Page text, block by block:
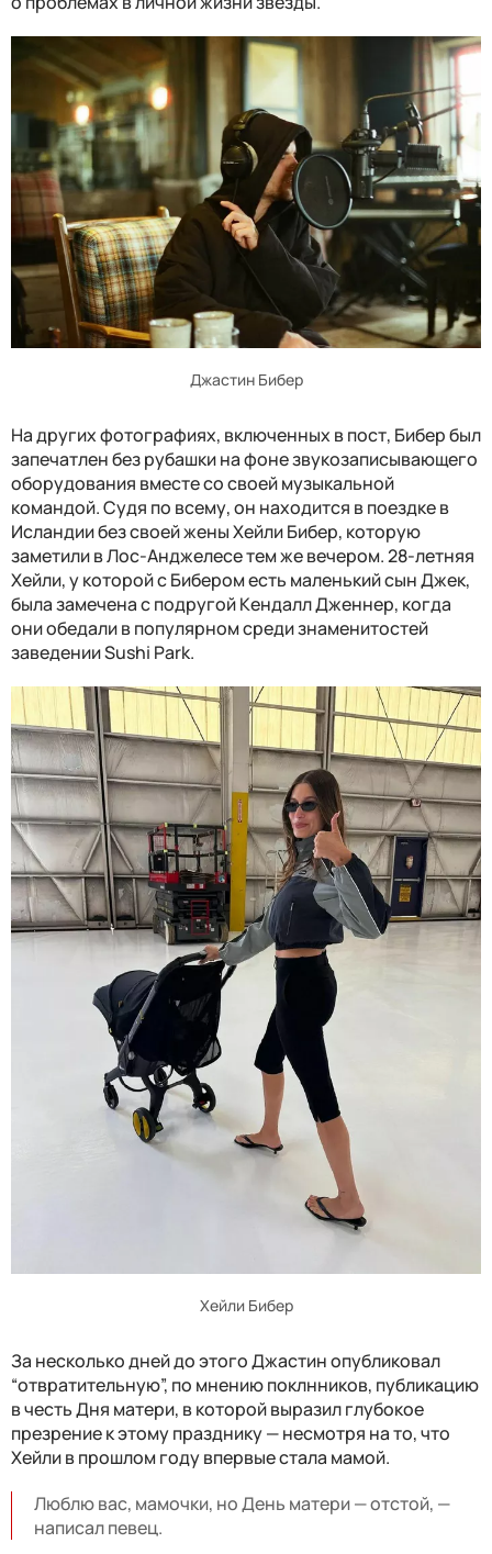
Джастин Бибер
На других фотографиях, включенных в пост, Бибер был
запечатлен без рубашки на фоне звукозаписывающего
оборудования вместе со своей музыкальной
командой. Судя по всему, он находится в поездке в
Исландии без своей жены Хейли Бибер, которую
заметили в Лос-Анджелесе тем же вечером. 28-летняя
Хейли, у которой с Бибером есть маленький сын Джек,
была замечена с подругой Кендалл Дженнер, когда
они обедали в популярном среди знаменитостей
заведении Sushi Park.
Хейли Бибер
За несколько дней до этого Джастин опубликовал
“отвратительную”, по мнению поклнников, публикацию
в честь Дня матери, в которой выразил глубокое
презрение к этому празднику — несмотря на то, что
Хейли в прошлом году впервые стала мамой.
Люблю вас, мамочки, но День матери — отстой, —
написал певец.